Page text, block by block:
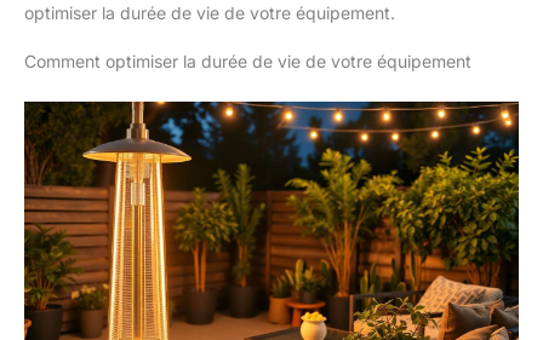
optimiser la durée de vie de votre équipement.
Comment optimiser la durée de vie de votre équipement